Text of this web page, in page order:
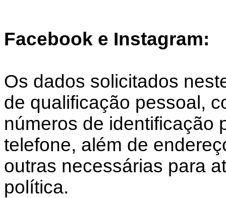
Facebook e Instagram:
Os dados solicitados
de qualificação pessoal,
números de identificação
telefone, além de
outras necessárias para
política.